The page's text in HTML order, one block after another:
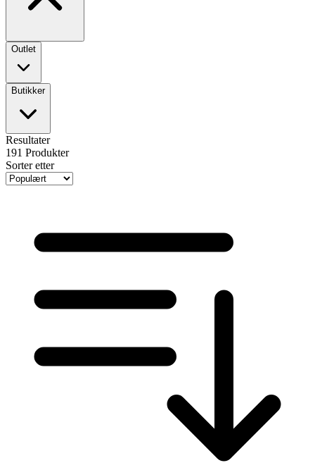
Outlet
Butikker
Resultater
191 Produkter
Sorter etter